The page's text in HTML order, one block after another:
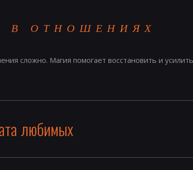
В ОТНОШЕНИЯХ
сложно. Магия помогает восстановить и
любимых